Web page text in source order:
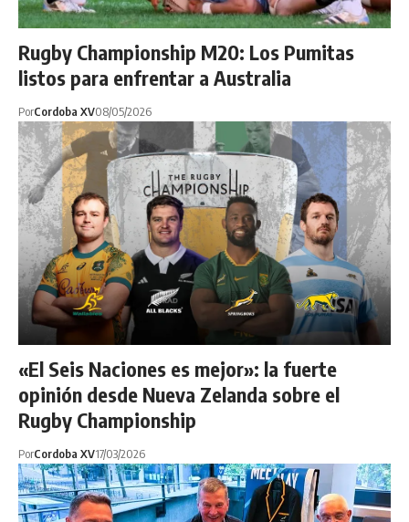
Rugby Championship M20: Los Pumitas
listos para enfrentar a Australia
PorCordoba XV08/05/2026
«El Seis Naciones es mejor»: la fuerte
opinión desde Nueva Zelanda sobre el
Rugby Championship
PorCordoba XV17/03/2026